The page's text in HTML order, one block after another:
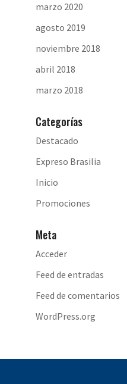
marzo 2020
agosto 2019
noviembre 2018
abril 2018
marzo 2018
Categorías
Destacado
Expreso Brasilia
Inicio
Promociones
Meta
Acceder
Feed de entradas
Feed de comentarios
WordPress.org